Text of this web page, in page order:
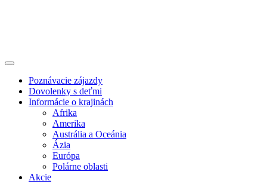
Poznávacie zájazdy
Dovolenky s deťmi
Informácie o krajinách
Afrika
Amerika
Austrália a Oceánia
Ázia
Európa
Polárne oblasti
Akcie